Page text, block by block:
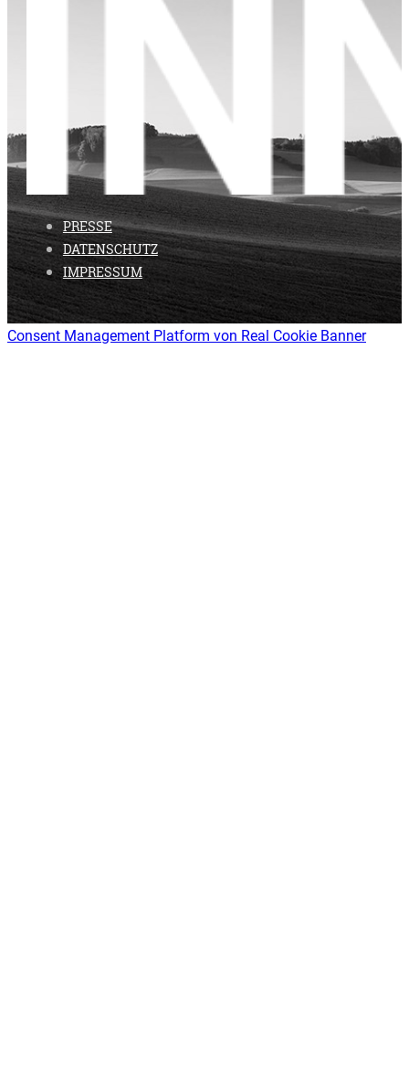
PRESSE
DATENSCHUTZ
IMPRESSUM
Consent Management Platform von Real Cookie Banner